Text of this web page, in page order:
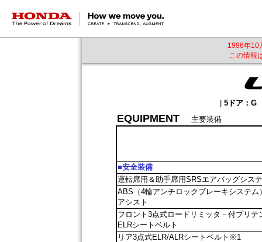
HONDA The Power of Dreams
1996年
この情報
5ドア：
EQUIPMENT 主要装備
■安全装備
運転席用＆助手席用SRSエアバッグシス
ABS（4輪アンチロックブレーキシステム
アシスト
フロント3点式ロードリミッタ－付プリテ
ELRシートベルト
リア3点式ELR/ALRシートベルト※1